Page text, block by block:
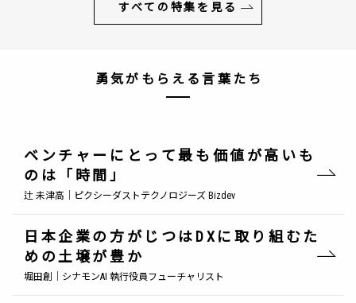
すべての特集を見る
勇気がもらえる言葉たち
ベンチャーにとって最も価値が高いも
のは「時間」
辻 未津高｜ピクシーダストテクノロジーズ Bizdev
日本企業の方がじつはDXに取り組むた
めの土壌が豊か
堀田創｜シナモンAI 執行役員フューチャリスト